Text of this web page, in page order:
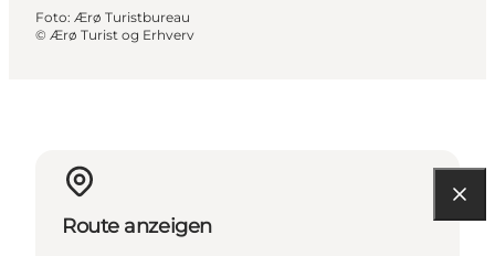
Foto: Ærø Turistbureau
© Ærø Turist og Erhverv
Route anzeigen